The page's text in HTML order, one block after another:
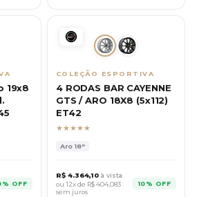
19x8
OFF
COLEÇÃO ESPORTIVA
4 RODAS BAR CAYENNE
GTS / ARO 18X8 (5x112)
ET42
★★★★★
Aro18"
R$ 4.364,10 à vista
ou 12x de R$404,083
sem juros
10% OFF